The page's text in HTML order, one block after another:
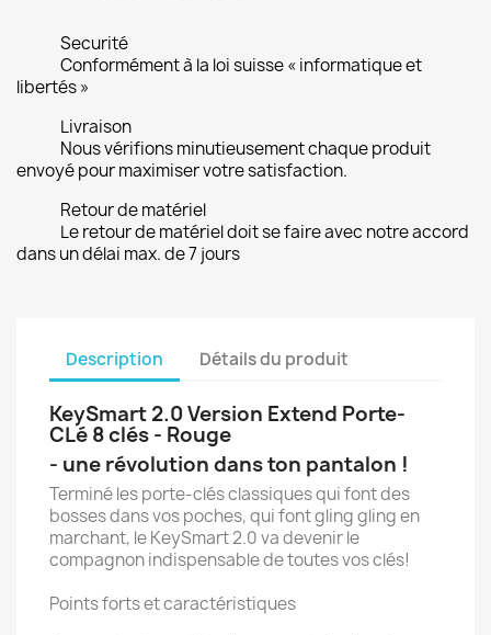
Securité
Conformément à la loi suisse « informatique et
libertés »
Livraison
Nous vérifions minutieusement chaque produit
envoyé pour maximiser votre satisfaction.
Retour de matériel
Le retour de matériel doit se faire avec notre accord
dans un délai max. de 7 jours
Description Détails du produit
KeySmart 2.0 Version Extend Porte-
CLé 8 clés - Rouge
- une révolution dans ton pantalon !
Terminé les porte-clés classiques qui font des
bosses dans vos poches, qui font gling gling en
marchant, le KeySmart 2.0 va devenir le
compagnon indispensable de toutes vos clés!
Points forts et caractéristiques